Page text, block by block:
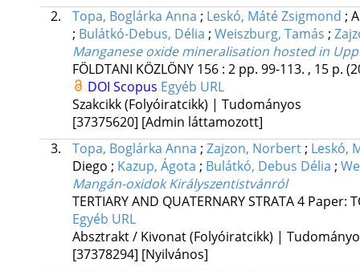
2.
Topa, Boglárka Anna ; Leskó, Máté Zsigmond ;
; Bulátkó-Debus, Délia ; Weiszburg, Tamás ;
Manganese oxide mineralisation hosted in
FÖLDTANI KÖZLÖNY 156: 2 pp. 99-113. , 15 p.
DOI Scopus Egyéb URL
Szakcikk (Folyóiratcikk) | Tudományos
[37375620] [Admin láttamozott]
3.
Topa, Boglárka Anna ; Zajzon, Norbert; Leskó,
Diego ; Kazup, Ágota ; Bulátkó, Debus Délia ;
Mangán-oxidok Királyszentistvánról
TERTIARY AND QUATERNARY STRATA4 Paper:
Egyéb URL
Absztrakt / Kivonat (Folyóiratcikk) |
[37378294] [Nyilvános]